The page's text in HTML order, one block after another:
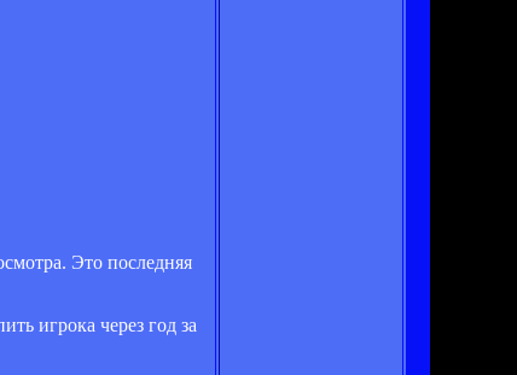
Это последняя
игрока через год за